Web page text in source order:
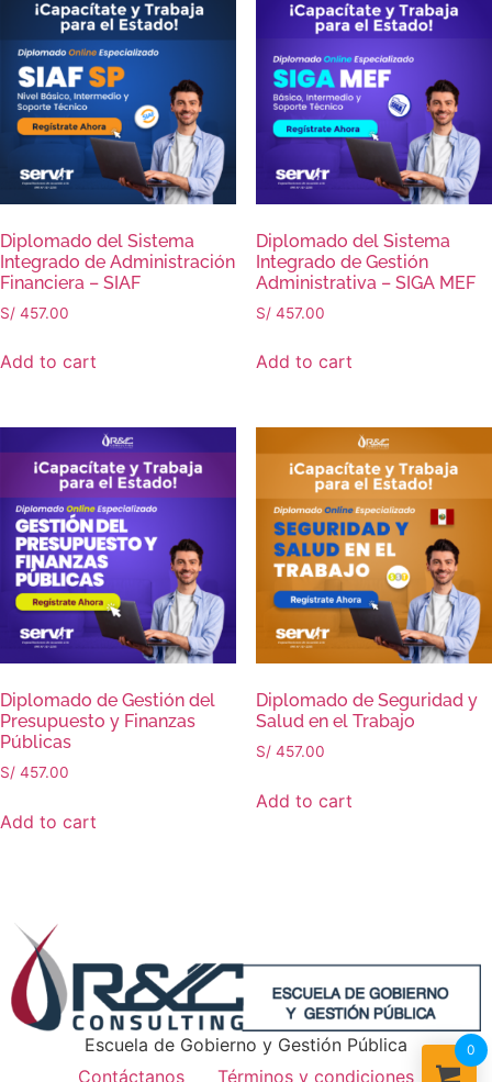
Diplomado del Sistema
Integrado de Administración
Financiera – SIAF
S/ 457.00
Add to cart
Diplomado del Sistema
Integrado de Gestión
Administrativa – SIGA MEF
S/457.00
Add to cart
Diplomado de Gestión del
Presupuesto y Finanzas
Públicas
S/ 457.00
Add to cart
Diplomado de Seguridad y
Salud en el Trabajo
S/457.00
Add to cart
Escuela de Gobierno y Gestión Pública
Contáctanos
Términos y condiciones
0